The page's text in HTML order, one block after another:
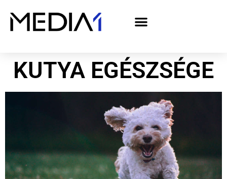
KUTYA EGÉSZSÉGE